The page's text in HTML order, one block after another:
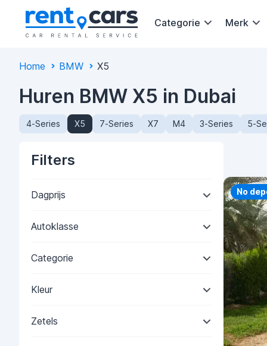
Categorie Merk
Home BMW X5
Huren BMW X5 in Dubai
4-Series X5 7-Series X7 M4 3-Series 5-
Filters
Dagprijs
Autoklasse
Categorie
Kleur
Zetels
No